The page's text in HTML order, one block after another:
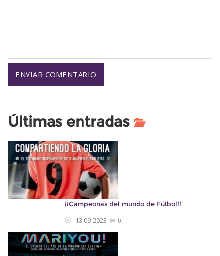
Últimas entradas
¡¡Campeonas del mundo de Fútbol!!
13-09-2023 0